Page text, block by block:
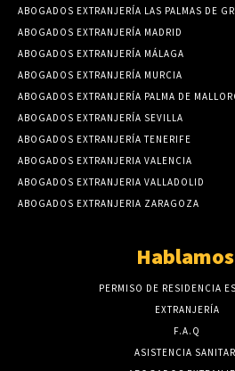
ABOGADOS EXTRANJERÍA LAS PALMAS DE
ABOGADOS EXTRANJERÍA MADRID
ABOGADOS EXTRANJERÍA MÁLAGA
ABOGADOS EXTRANJERÍA MURCIA
ABOGADOS EXTRANJERÍA PALMA DE
ABOGADOS EXTRANJERÍA SEVILLA
ABOGADOS EXTRANJERÍA TENERIFE
ABOGADOS EXTRANJERIA VALENCIA
ABOGADOS EXTRANJERIA VALLADOLID
ABOGADOS EXTRANJERIA ZARAGOZA
PERMISO DE RESIDENCIA
EXTRANJERÍA
F.A.Q
ASISTENCIA